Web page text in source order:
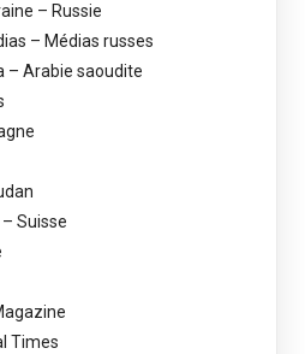
– Russie
– Médias russes
– Arabie saoudite
Suisse
Times